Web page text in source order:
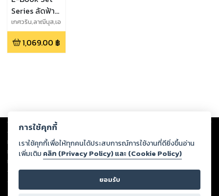
Series ลัดฟ้า
ไปหารัก
เกศวริน,ลาฌีนุส,เอ
วิตา,โชติรส,กันติ
มา,วไลกร
1,069.00 ฿
Copyright © 2026
ต่อผลงานหรือเนื้อหาใดที่อัปโหลดผ่านเว็บไซต์และปรากฏว่าละเมิดสิทธิใน
ทรัพย์สินทางปัญญาของบุคคลอื่นหรือขัดต่อกฎหมายและศีลธรรม ดังนั้น ผู้อ่าน
ทุกท่านโปรดใช้วิจารณญาณในการกลั่นกรองด้วยตนเอง และหากท่านพบว่าส่วน
หนึ่งส่วนใดขัดต่อกฎหมายและศีลธรรม กรุณาแจ้งมายังบริษัท เพื่อทีมงานจะได้
ดำเนินการในทันที ทั้งนี้ ทางสตอรี่ล็อกขอสงวนลิขสิทธิ์ตามพระราชบัญญัติ
ลิขสิทธิ์ พ.ศ. 2537 (ฉบับล่าสุด)
การใช้คุกกี้
เราใช้คุกกี้เพื่อให้ทุกคนได้ประสบการณ์การใช้งานที่ดียิ่งขึ้นอ่าน
เพิ่มเติม คลิก (Privacy Policy) และ (Cookie Policy)
ยอมรับ